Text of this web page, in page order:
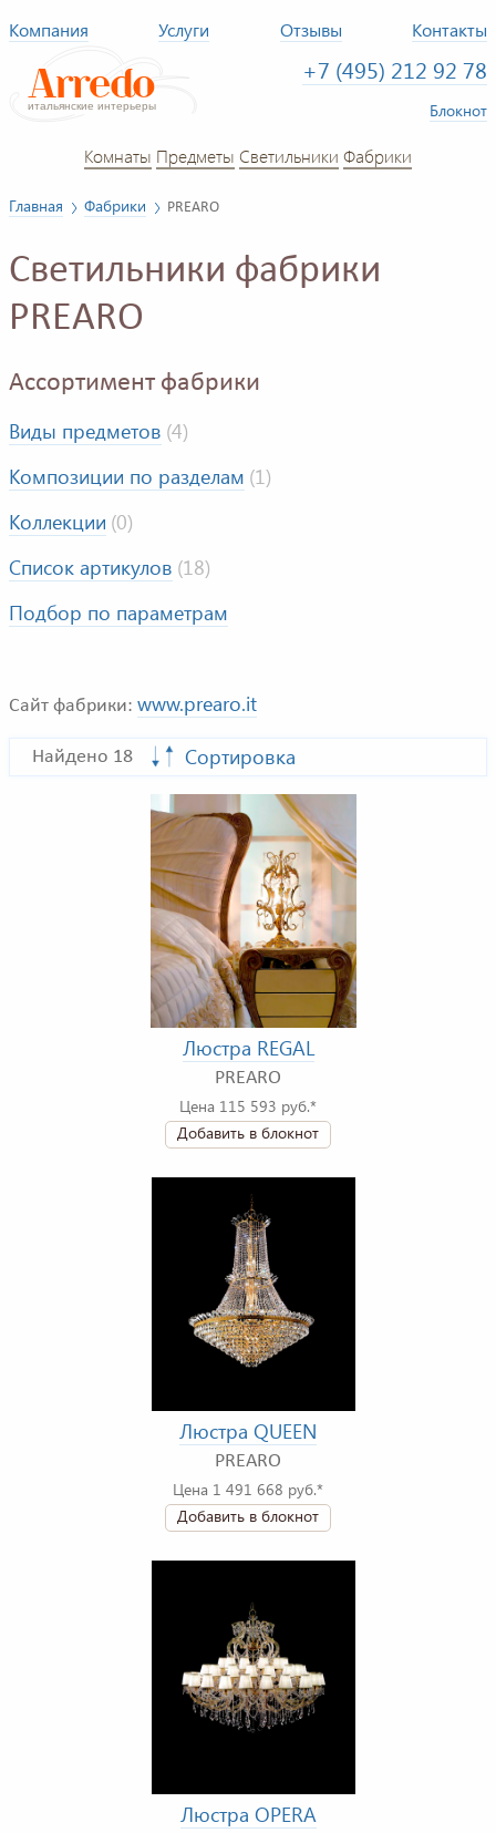
Компания Услуги Отзывы Контакты
+7 (495) 212 92 78
Блокнот
Комнаты Предметы Светильники Фабрики
Главная Фабрики PREARO
Светильники фабрики
PREARO
Ассортимент фабрики
Виды предметов (4)
Композиции по разделам (1)
Коллекции (0)
Список артикулов (18)
Подбор по параметрам
Сайт фабрики: www.prearo.it
Найдено 18 Сортировка
Люстра REGAL
PREARO
Цена 115 593 руб.*
Добавить в блокнот
Люстра QUEEN
PREARO
Цена 1 491 668 руб.*
Добавить в блокнот
Люстра OPERA